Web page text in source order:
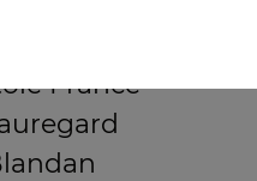
France